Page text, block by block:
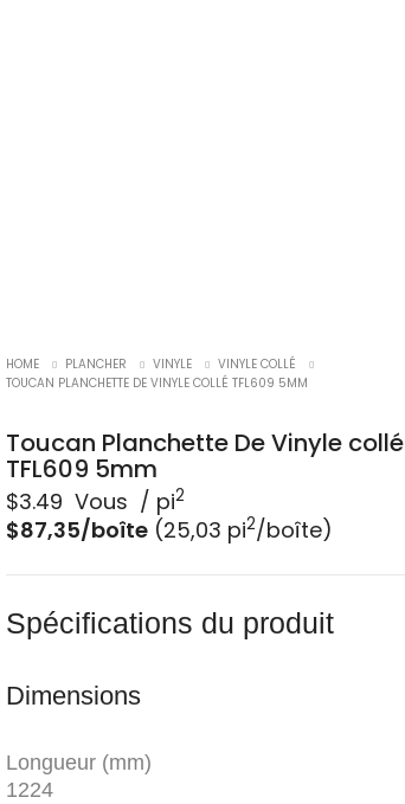
HOME PLANCHER VINYLE
VINYLE COLLÉ
TOUCAN PLANCHETTE DE VINYLE COLLÉ TFL609 5MM
Toucan Planchette De Vinyle collé
TFL609 5mm
$3.49 ​ Vous ​ / pi2
$87,35/boîte(25,03 pi2/boîte)
Spécifications du produit
Dimensions
Longueur (mm)
1224